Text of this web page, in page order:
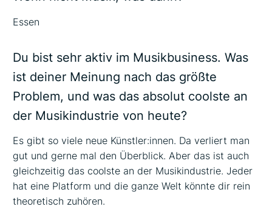
Essen
Du bist sehr aktiv im Musikbusiness. Was
ist deiner Meinung nach das größte
Problem, und was das absolut coolste an
der Musikindustrie von heute?
Es gibt so viele neue Künstler:innen. Da verliert man
gut und gerne mal den Überblick. Aber das ist auch
gleichzeitig das coolste an der Musikindustrie. Jeder
hat eine Platform und die ganze Welt könnte dir rein
theoretisch zuhören.